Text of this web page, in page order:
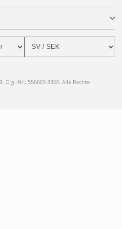
Org.-Nr.: 556665-3360. Alle Rechte